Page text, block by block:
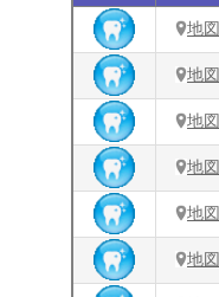
地図
地図
地図
地図
地図
地図